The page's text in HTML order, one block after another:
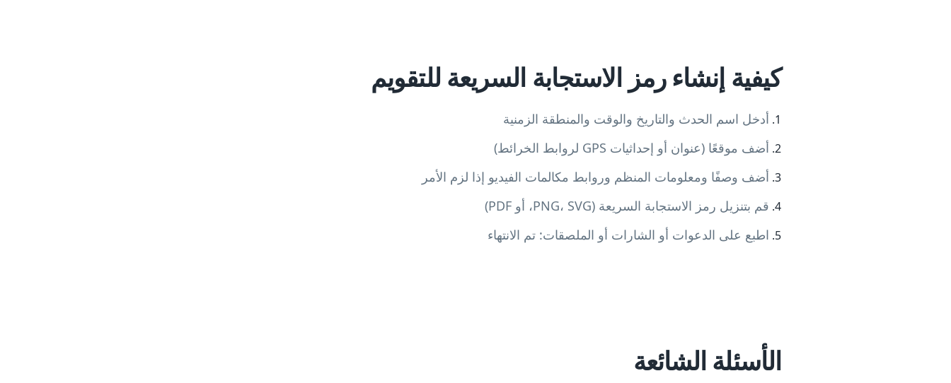
كيفية إنشاء رمز الاستجابة السريعة للتقويم
أدخل اسم الحدث والتاريخ والوقت والمنطقة الزمنية
أضف موقعًا (عنوان أو إحداثيات GPS لروابط الخرائط)
أضف وصفًا ومعلومات المنظم وروابط مكالمات الفيديو إذا لزم الأمر
قم بتنزيل رمز الاستجابة السريعة (PNG، SVG، أو PDF)
اطبع على الدعوات أو الشارات أو الملصقات: تم الانتهاء
الأسئلة الشائعة